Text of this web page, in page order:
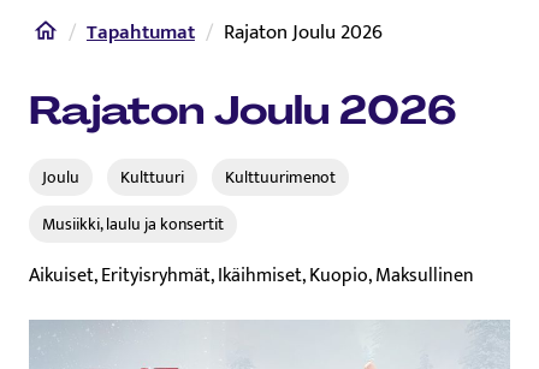
Etusivu
Tapahtumat Rajaton Joulu 2026
Rajaton Joulu 2026
Joulu Kulttuuri
Kulttuurimenot
Musiikki, laulu ja konsertit
Aikuiset, Erityisryhmät, Ikäihmiset, Kuopio, Maksullinen